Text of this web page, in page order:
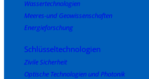
Wassertechnologien
Meeres-und Geowissenschaften
Energieforschung
Schlüsseltechnologien
Zivile Sicherheit
Optische Technologien und Photonik